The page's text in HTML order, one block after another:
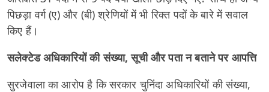
पिछड़ा वर्ग (ए) और (बी) श्रेणियों में भी रिक्त पदों के बारे में सवाल
किए हैं।
सलेक्टेड अधिकारियों की संख्या, सूची और पता न बताने पर आपत्ति
सुरजेवाला का आरोप है कि सरकार चुनिंदा अधिकारियों की संख्या,